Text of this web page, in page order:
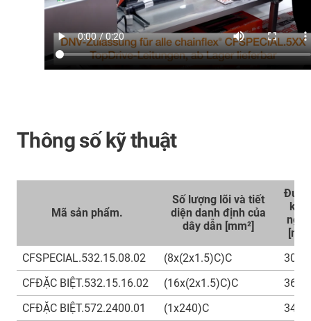
Thông số kỹ thuật
Mã sản phẩm.
Số lượng lõi và tiết
diện danh định của
dây dẫn [mm²]
kính
CFSPECIAL.532.15.08.02
(8x(2x1.5)C)C
30
CFĐẶC BIỆT.532.15.16.02
(16x(2x1.5)C)C
36,5
CFĐẶC BIỆT.572.2400.01
(1x240)C
34,5